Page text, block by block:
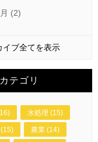
(2)
イブ全てを表示
カテゴリ
水処理 (15)
農業 (14)